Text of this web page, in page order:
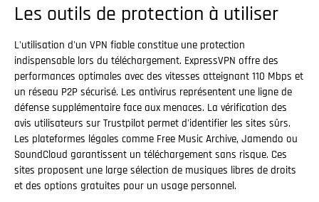
Les outils de protection à utiliser
L'utilisation d'un VPN fiable constitue une protection
indispensable lors du téléchargement. ExpressVPN offre des
performances optimales avec des vitesses atteignant 110 Mbps et
un réseau P2P sécurisé. Les antivirus représentent une ligne de
défense supplémentaire face aux menaces. La vérification des
avis utilisateurs sur Trustpilot permet d'identifier les sites sûrs.
Les plateformes légales comme Free Music Archive, Jamendo ou
SoundCloud garantissent un téléchargement sans risque. Ces
sites proposent une large sélection de musiques libres de droits
et des options gratuites pour un usage personnel.